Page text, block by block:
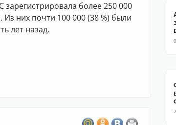
зарегистрировала более 250 000
них почти 100 000 (38 %) были
лет назад.